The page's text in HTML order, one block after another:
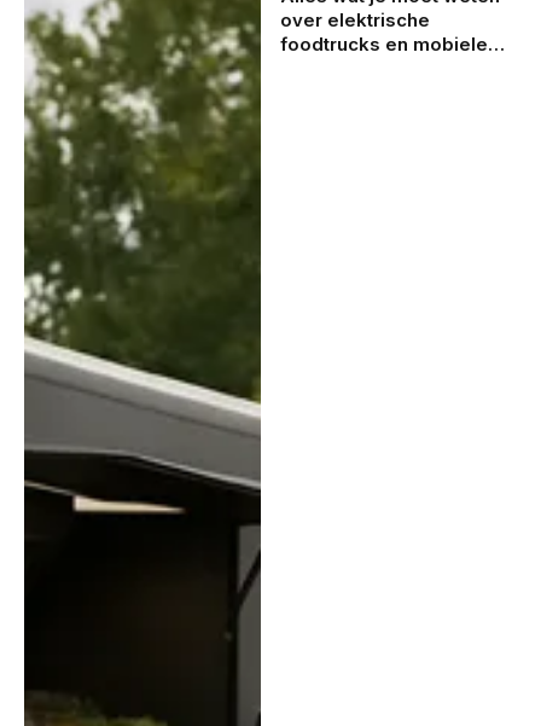
over elektrische
foodtrucks en mobiele